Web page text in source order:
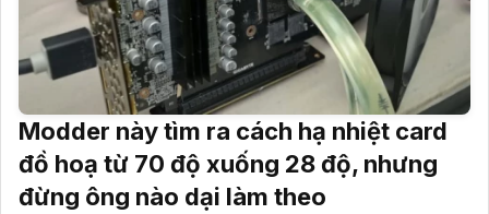
Modder này tìm ra cách hạ nhiệt card
đồ hoạ từ 70 độ xuống 28 độ, nhưng
đừng ông nào dại làm theo